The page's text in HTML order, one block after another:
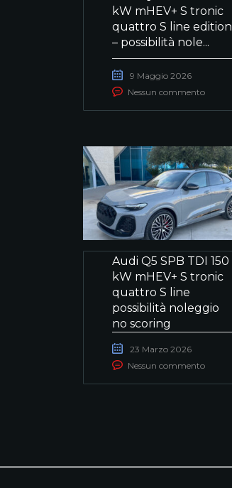
kW mHEV+ S tronic
quattro S line edition
– possibilità nole...
9 Maggio 2026
Nessun commento
Audi Q5 SPB TDI 150
kW mHEV+ S tronic
quattro S line
possibilità noleggio
no scoring
23 Marzo 2026
Nessun commento